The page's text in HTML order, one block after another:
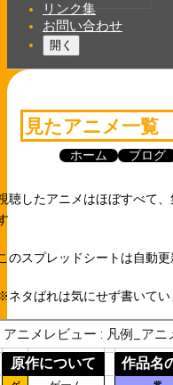
リンク集
お問い合わせ
開く
見たアニメ一覧
ホーム ブログ
聴したアニメはほぼすべて
のスプレッドシートは自動
ネタばれは気にせず書いてい